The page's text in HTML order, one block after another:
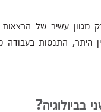
עשיר של הרצאות
התנסות בעבודה
בביולוגיה?